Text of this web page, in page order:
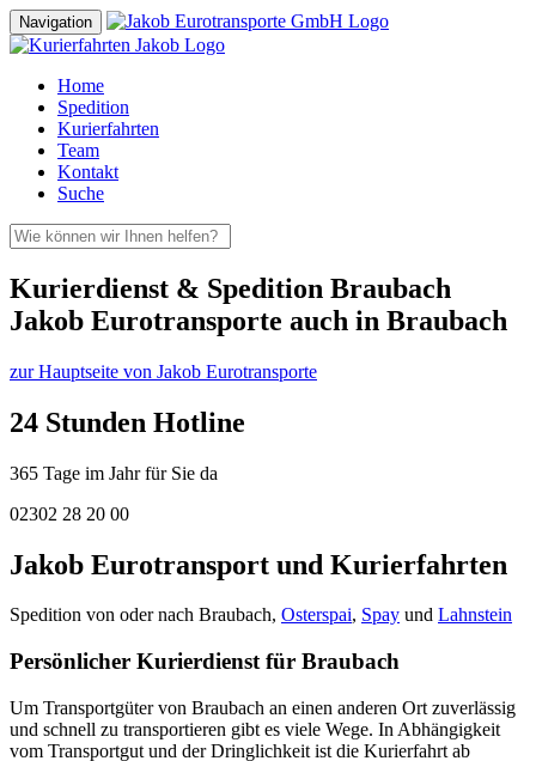
Navigation
Home
Spedition
Kurierfahrten
Team
Kontakt
Suche
Kurierdienst & Spedition Braubach
Jakob Eurotransporte auch in Braubach
zur Hauptseite von Jakob Eurotransporte
24 Stunden Hotline
365 Tage im Jahr für Sie da
02302 28 20 00
Jakob Eurotransport und Kurierfahrten
Spedition von oder nach Braubach, Osterspai, Spay und Lahnstein
Persönlicher Kurierdienst für Braubach
Um Transportgüter von Braubach an einen anderen Ort zuverlässig
und schnell zu transportieren gibt es viele Wege. In Abhängigkeit
vom Transportgut und der Dringlichkeit ist die Kurierfahrt ab